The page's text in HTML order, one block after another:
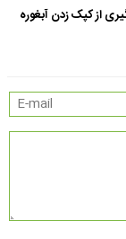
از کپک زدن آبغوره